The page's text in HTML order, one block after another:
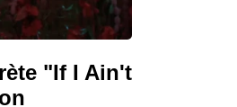
"If I Ain't